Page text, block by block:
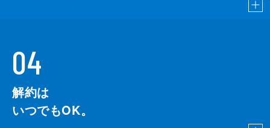
04
解約は
いつでもOK。